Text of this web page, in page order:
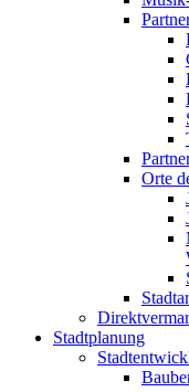
Orte
Stadtplanung